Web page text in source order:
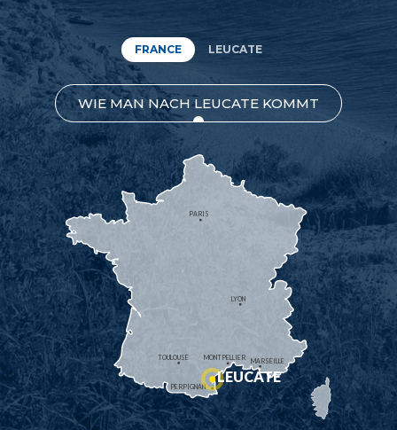
FRANCE LEUCATE
WIE MAN NACH LEUCATE KOMMT
MONTPELLIER
PERPIGNAN
MARSEILLE
TOULOUSE
LYON
PARIS
LEUCATE